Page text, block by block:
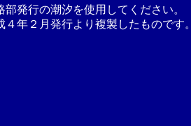
発行の潮汐を使用してください。
年２月発行より複製したものです。